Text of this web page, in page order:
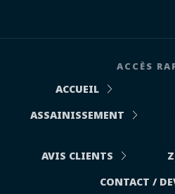
ACCÈS
ACCUEIL
ASSAINISSEMENT
AVIS CLIENTS
CONTACT /